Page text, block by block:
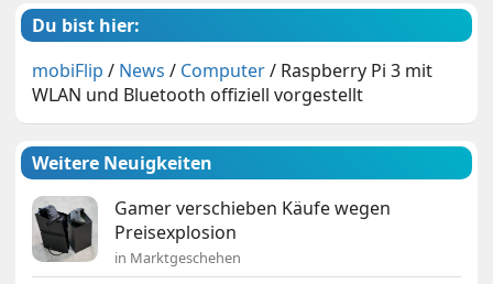
Du bist hier:
mobiFlip / News / Computer/ Raspberry Pi 3 mit
WLAN und Bluetooth offiziell vorgestellt
Weitere Neuigkeiten
Gamer verschieben Käufe wegen
Preisexplosion
in Marktgeschehen